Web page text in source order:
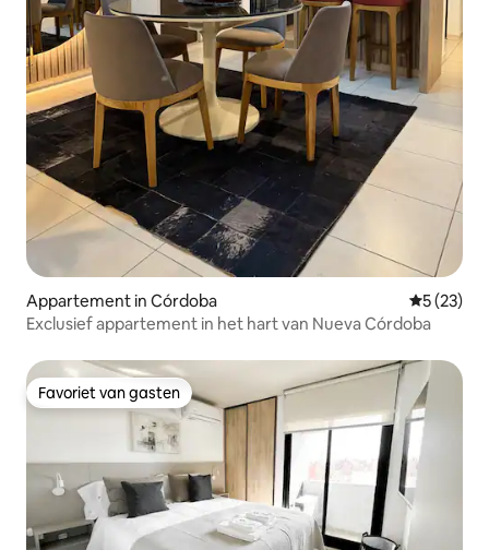
Appartement in Córdoba
5 (23)
Exclusief appartement in het hart van Nueva Córdoba
Favoriet van gasten
Favoriet van gasten